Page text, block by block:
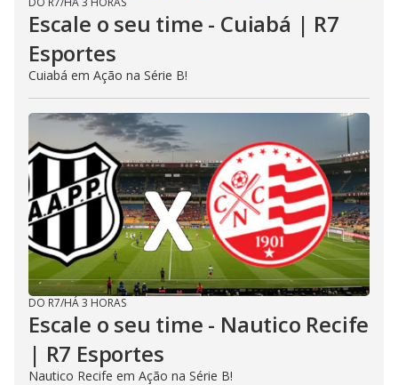
Escale o seu time - Cuiabá | R7
Esportes
Cuiabá em Ação na Série B!
DO R7/HÁ 3 HORAS
Escale o seu time - Nautico Recife
| R7 Esportes
Nautico Recife em Ação na Série B!